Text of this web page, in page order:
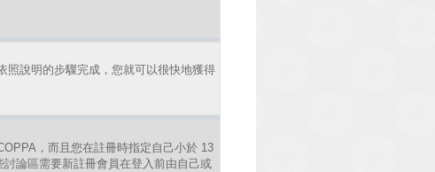
照說明的步驟完成，您就可以很快地獲得
，而且您在註冊時指定自己小於 13
論區需要新註冊會員在登入前由自己或